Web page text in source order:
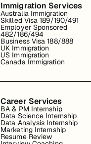
Immigration Services
Australia Immigration
Skilled Visa 189/190/491
Employer Sponsored
482/186/494
Business Visa 188/888
UK Immigration
US Immigration
Canada Immigration
Career Services
BA & PM Internship
Data Science Internship
Data Analysis Internship
Marketing Internship
Resume Review